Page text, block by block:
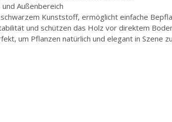
Außenbereich
Kunststoff, ermöglicht einfache
und schützen das Holz vor direktem
um Pflanzen natürlich und elegant in Szene